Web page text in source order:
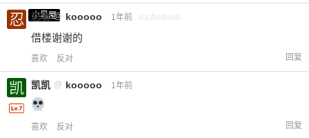
小黑屋
忍者 @ kooooo 1年前 via Android
借楼谢谢的
喜欢 反对 回复
凯凯 @ kooooo 1年前
喜欢 反对 回复